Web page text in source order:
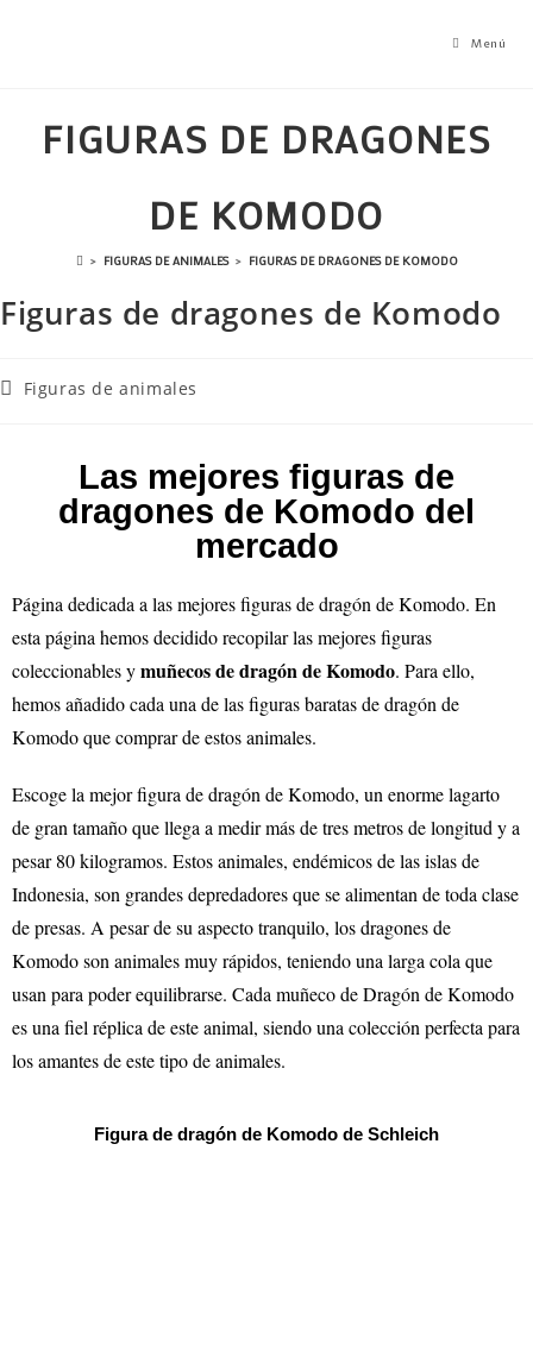
Menú
FIGURAS DE DRAGONES
DE KOMODO
> FIGURAS DE ANIMALES > FIGURAS DE DRAGONES DE KOMODO
Figuras de dragones de Komodo
Figuras de animales
Las mejores figuras de
dragones de Komodo del
mercado
Página dedicada a las mejores figuras de dragón de Komodo. En
esta página hemos decidido recopilar las mejores figuras
coleccionables ymuñecos de dragón de Komodo. Para ello,
hemos añadido cada una de las figuras baratas de dragón de
Komodo que comprar de estos animales.
Escoge la mejor figura de dragón de Komodo, un enorme lagarto
de gran tamaño que llega a medir más de tres metros de longitud y a
pesar 80 kilogramos. Estos animales, endémicos de las islas de
Indonesia, son grandes depredadores que se alimentan de toda clase
de presas. A pesar de su aspecto tranquilo, los dragones de
Komodo son animales muy rápidos, teniendo una larga cola que
usan para poder equilibrarse. Cada muñeco de Dragón de Komodo
es una fiel réplica de este animal, siendo una colección perfecta para
los amantes de este tipo de animales.
Figura de dragón de Komodo de Schleich